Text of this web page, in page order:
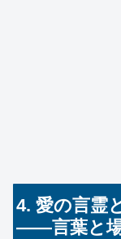
4. 愛の言霊
――言葉と